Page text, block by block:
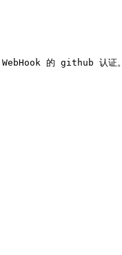
的 github 认证。